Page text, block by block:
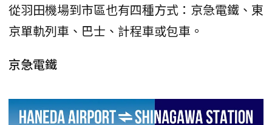
從羽田機場到市區也有四種方式：京急電鐵、東
京單軌列車、巴士、計程車或包車。
京急電鐵